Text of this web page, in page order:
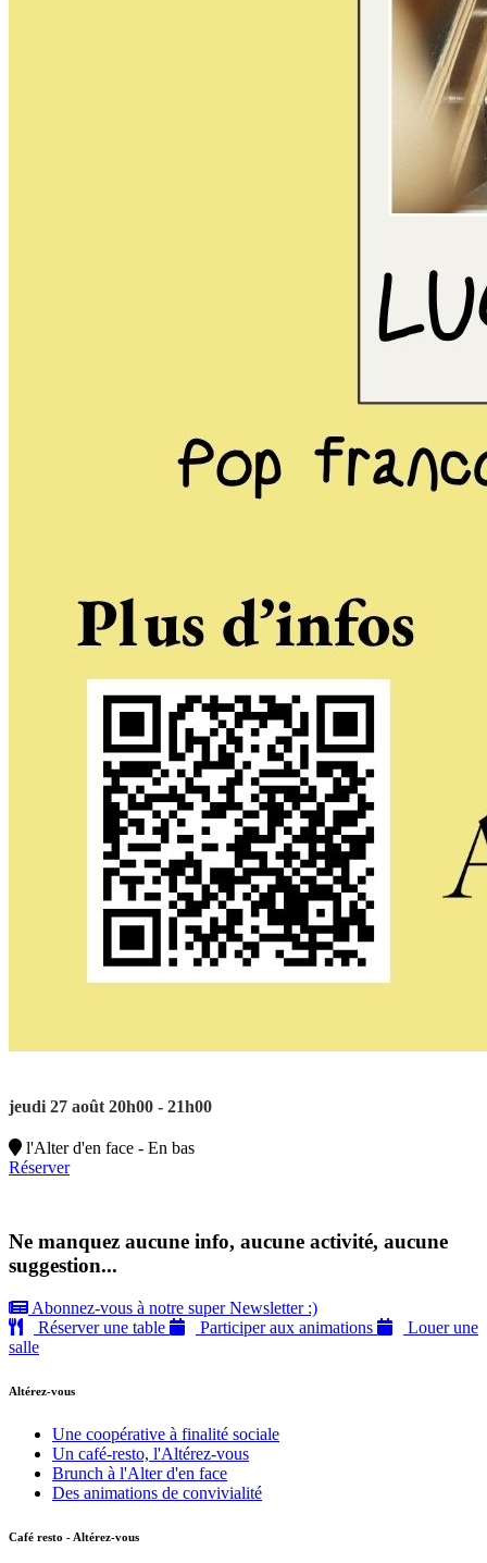
jeudi 27 août 20h00 - 21h00
l'Alter d'en face - En bas
Réserver
Ne manquez aucune info, aucune activité, aucune
suggestion...
Abonnez-vous à notre super Newsletter :)
Réserver une table
Participer aux animations
Louer une
salle
Altérez-vous
Une coopérative à finalité sociale
Un café-resto, l'Altérez-vous
Brunch à l'Alter d'en face
Des animations de convivialité
Café resto - Altérez-vous